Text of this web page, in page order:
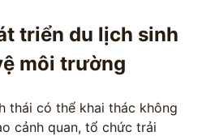
triển du lịch sinh
môi trường
thái có thể khai thác không
cảnh quan, tổ chức trải